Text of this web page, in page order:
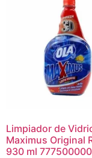
Limpiador de
Maximus Original
930 ml